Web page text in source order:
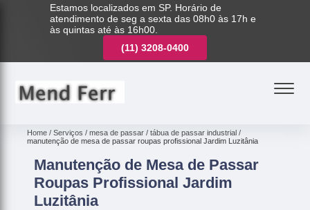
Estamos localizados em SP. Horário de
atendimento de seg a sexta das 08h0 às 17h e
às quintas até às 16h00.
(11)3208-0400
Home Serviços mesa de passar
tábua de passar industrial
manutenção de mesa de passar roupas profissional Jardim Luzitânia
Manutenção de Mesa de Passar
Roupas Profissional Jardim
Luzitânia